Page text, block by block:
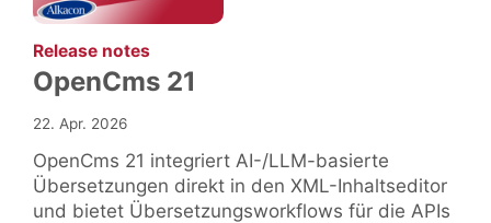
Release notes:
OpenCms 21
22. Apr. 2026
OpenCms 21 integriert AI-/LLM-basierte
Übersetzungen direkt in den XML-Inhaltseditor
und bietet Übersetzungsworkflows für die APIs